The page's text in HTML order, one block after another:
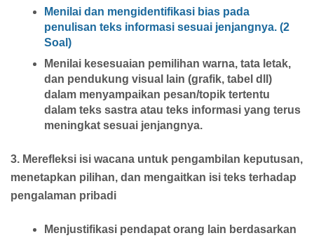
Menilai dan mengidentifikasi bias pada
penulisan teks informasi sesuai jenjangnya. (2
Soal)
Menilai kesesuaian pemilihan warna, tata letak,
dan pendukung visual lain (grafik, tabel dll)
dalam menyampaikan pesan/topik tertentu
dalam teks sastra atau teks informasi yang terus
meningkat sesuai jenjangnya.
3. Merefleksi isi wacana untuk pengambilan keputusan,
menetapkan pilihan, dan mengaitkan isi teks terhadap
pengalaman pribadi
Menjustifikasi pendapat orang lain berdasarkan